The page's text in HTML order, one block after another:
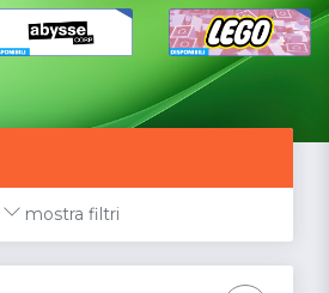
mostra filtri